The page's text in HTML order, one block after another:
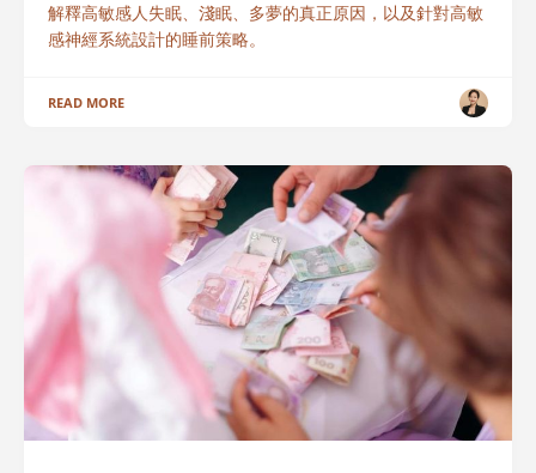
解釋高敏感人失眠、淺眠、多夢的真正原因，以及針對高敏
感神經系統設計的睡前策略。
READ MORE